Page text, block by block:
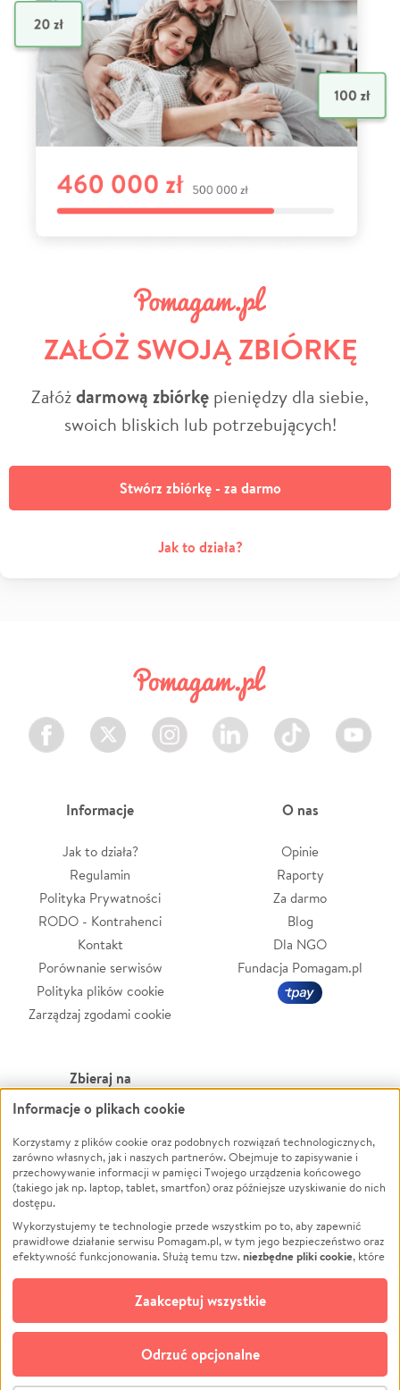
ZAŁÓŻ SWOJĄ ZBIÓRKĘ
Załóżdarmową zbiórkę pieniędzy dla siebie,
swoich bliskich lub potrzebujących!
Stwórz zbiórkę - za darmo
Jak to działa?
Facebook Twitter Instagram LinkedIn TikTok Youtube
Informacje
Jak to działa?
Regulamin
Polityka Prywatności
RODO - Kontrahenci
Kontakt
Porównanie serwisów
Polityka plików cookie
Zarządzaj zgodami cookie
O nas
Opinie
Raporty
Za darmo
Blog
Dla NGO
Fundacja Pomagam.pl
Zbieraj na
Leczenie
Zwierzęta
Pożar
Ukraina
Pomoc Finansowa
Projekty
Pogrzeb
Społeczność lokalna
Kultura
Powódź
Wichura
NGO
Edukacja
Podróż
Impreza
Ochrona środowiska
Biznes
Informacje o plikach cookie
Korzystamy z plików cookie oraz podobnych rozwiązań technologicznych,
zarówno własnych, jak i naszych partnerów. Obejmuje to zapisywanie i
przechowywanie informacji w pamięci Twojego urządzenia końcowego
(takiego jak np. laptop, tablet, smartfon) oraz późniejsze uzyskiwanie do nich
dostępu.
Wykorzystujemy te technologie przede wszystkim po to, aby zapewnić
prawidłowe działanie serwisu Pomagam.pl, w tym jego bezpieczeństwo oraz
efektywność funkcjonowania. Służą temu tzw.niezbędne pliki cookie, które
opcjonalnych plików cookie
technologii do celów analitycznych i retargetingowych. Możesz wyrazić
zgodę na ich stosowanie lub jej odmówić. W dowolnym momencie masz
możliwość zmiany swoich preferencji na stronie „Zarządzaj zgodami cookie”,
do której link znajdziesz w stopce serwisu Pomagam.pl. Opcjonalne pliki
cookie wykorzystywane są w następujących celach:
Odrzuć opcjonalne
Zaakceptuj wszystkie